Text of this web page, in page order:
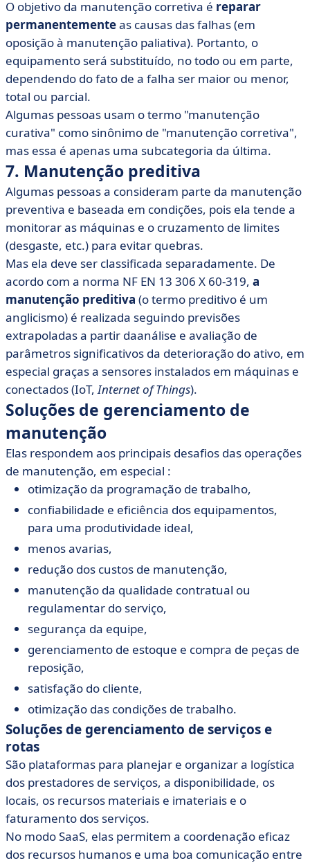
O objetivo da manutenção corretiva é reparar
permanentementeas causas das falhas (em
oposição à manutenção paliativa). Portanto, o
equipamento será substituído, no todo ou em parte,
dependendo do fato de a falha ser maior ou menor,
total ou parcial.
Algumas pessoas usam o termo "manutenção
curativa" como sinônimo de "manutenção corretiva",
mas essa é apenas uma subcategoria da última.
7. Manutenção preditiva
Algumas pessoas a consideram parte da manutenção
preventiva e baseada em condições, pois ela tende a
monitorar as máquinas e o cruzamento de limites
(desgaste, etc.) para evitar quebras.
Mas ela deve ser classificada separadamente. De
acordo com a norma NF EN 13 306 X 60-319, a
manutenção preditiva (o termo preditivo é um
anglicismo) é realizada seguindo previsões
extrapoladas a partir daanálise e avaliação de
parâmetros significativos da deterioração do ativo, em
especial graças a sensores instalados em máquinas e
conectados (IoT,Internet of Things).
Soluções de gerenciamento de
manutenção
Elas respondem aos principais desafios das operações
de manutenção, em especial :
otimização da programação de trabalho,
confiabilidade e eficiência dos equipamentos,
para uma produtividade ideal,
menos avarias,
redução dos custos de manutenção,
manutenção da qualidade contratual ou
regulamentar do serviço,
segurança da equipe,
gerenciamento de estoque e compra de peças de
reposição,
satisfação do cliente,
otimização das condições de trabalho.
Soluções de gerenciamento de serviços e
rotas
São plataformas para planejar e organizar a logística
dos prestadores de serviços, a disponibilidade, os
locais, os recursos materiais e imateriais e o
faturamento dos serviços.
No modo SaaS, elas permitem a coordenação eficaz
dos recursos humanos e uma boa comunicação entre